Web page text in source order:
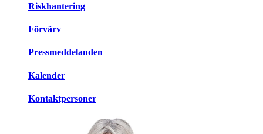
Riskhantering
Förvärv
Pressmeddelanden
Kalender
Kontaktpersoner